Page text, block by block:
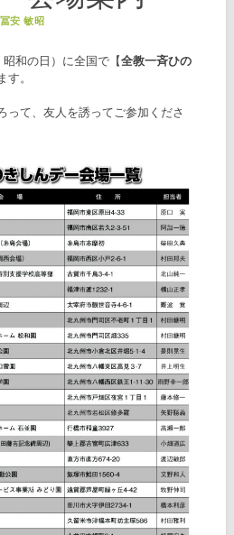
冨安 敏昭
和の日）に全国で【全教一斉ひの
す。
って、友人を誘ってご参加くださ